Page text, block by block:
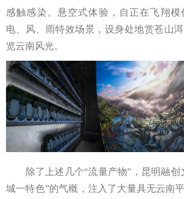
感触感染。悬空式体验，自正在飞翔模
电、风、雨特效场景，设身处地赏苍山
览云南风光。
除了上述几个“流量产物”，昆明融创
城一特色”的气概，注入了大量具无云南